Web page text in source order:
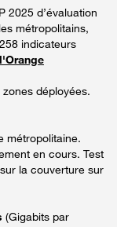
2025 d’évaluation
métropolitains,
indicateurs
déployées.
métropolitaine.
en cours. Test
la couverture sur
(Gigabits par